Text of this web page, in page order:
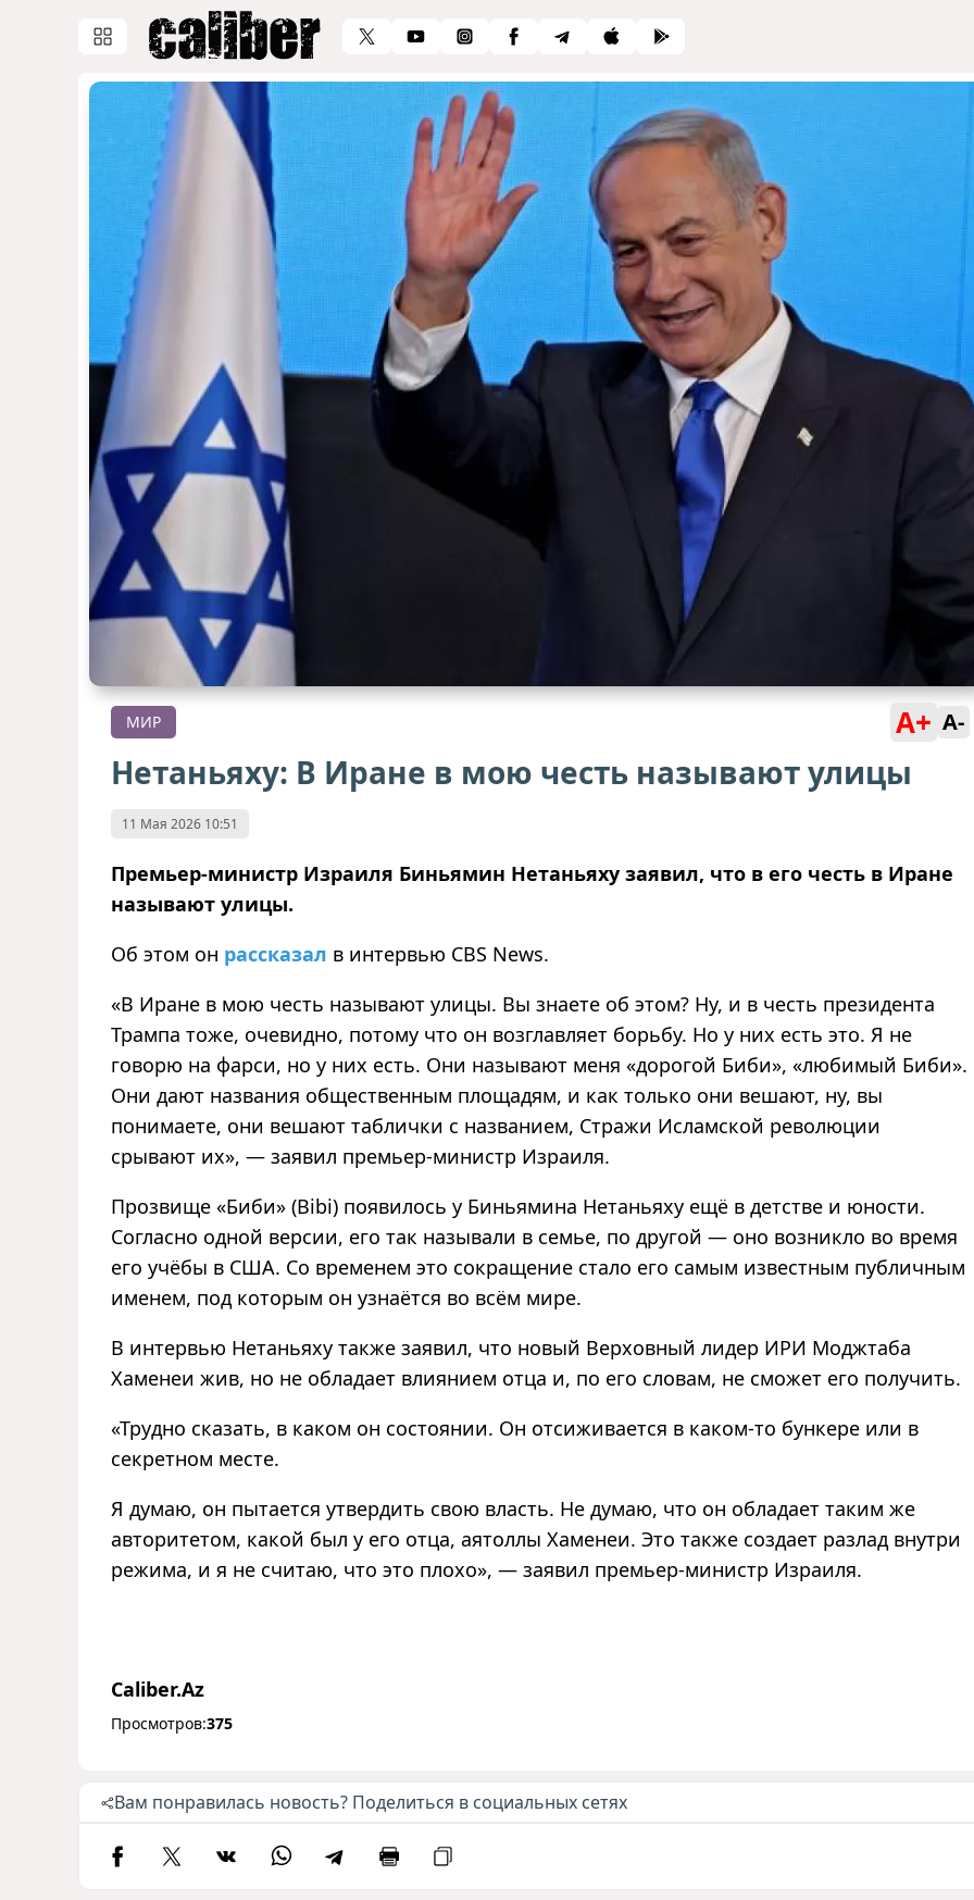
МИР A+ A-
Нетаньяху: В Иране в мою честь называют улицы
11 Мая 2026 10:51
Премьер-министр Израиля Биньямин Нетаньяху заявил, что в его честь в Иране
называют улицы.
Об этом он рассказал в интервью CBS News.
«В Иране в мою честь называют улицы. Вы знаете об этом? Ну, и в честь президента
Трампа тоже, очевидно, потому что он возглавляет борьбу. Но у них есть это. Я не
говорю на фарси, но у них есть. Они называют меня «дорогой Биби», «любимый Биби».
Они дают названия общественным площадям, и как только они вешают, ну, вы
понимаете, они вешают таблички с названием, Стражи Исламской революции
срывают их», — заявил премьер-министр Израиля.
Прозвище «Биби» (Bibi) появилось у Биньямина Нетаньяху ещё в детстве и юности.
Согласно одной версии, его так называли в семье, по другой — оно возникло во время
его учёбы в США. Со временем это сокращение стало его самым известным публичным
именем, под которым он узнаётся во всём мире.
В интервью Нетаньяху также заявил, что новый Верховный лидер ИРИ Моджтаба
Хаменеи жив, но не обладает влиянием отца и, по его словам, не сможет его получить.
«Трудно сказать, в каком он состоянии. Он отсиживается в каком-то бункере или в
секретном месте.
Я думаю, он пытается утвердить свою власть. Не думаю, что он обладает таким же
авторитетом, какой был у его отца, аятоллы Хаменеи. Это также создает разлад внутри
режима, и я не считаю, что это плохо», — заявил премьер-министр Израиля.
Caliber.Az
Просмотров:375
Вам понравилась новость? Поделиться в социальных сетях